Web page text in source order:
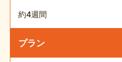
約4週間
プラン